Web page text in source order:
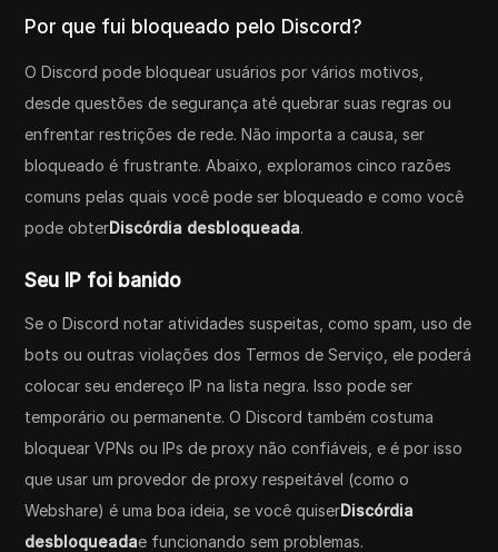
Por que fui bloqueado pelo Discord?
O Discord pode bloquear usuários por vários motivos,
desde questões de segurança até quebrar suas regras ou
enfrentar restrições de rede. Não importa a causa, ser
bloqueado é frustrante. Abaixo, exploramos cinco razões
comuns pelas quais você pode ser bloqueado e como você
pode obterDiscórdia desbloqueada.
Seu IP foi banido
Se o Discord notar atividades suspeitas, como spam, uso de
bots ou outras violações dos Termos de Serviço, ele poderá
colocar seu endereço IP na lista negra. Isso pode ser
temporário ou permanente. O Discord também costuma
bloquear VPNs ou IPs de proxy não confiáveis, e é por isso
que usar um provedor de proxy respeitável (como o
Webshare) é uma boa ideia, se você quiserDiscórdia
desbloqueadae funcionando sem problemas.